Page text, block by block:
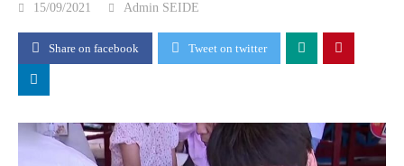
15/09/2021 Admin SEIDE
Share on facebook Tweet on twitter